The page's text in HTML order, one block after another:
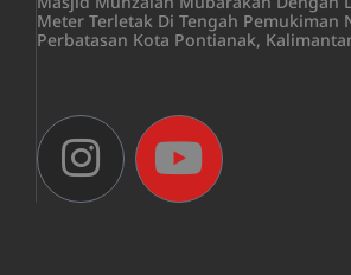
Meter Terletak Di Tengah Pemukiman
Perbatasan Kota Pontianak,